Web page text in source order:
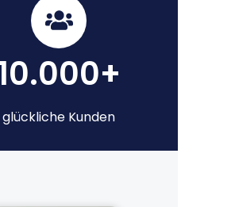
glückliche Kunden